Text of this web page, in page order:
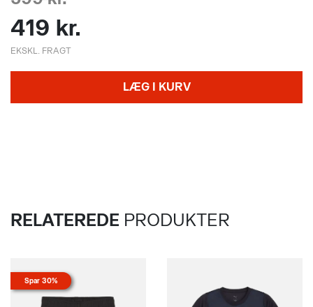
419 kr.
EKSKL. FRAGT
LÆG I KURV
RELATEREDE PRODUKTER
Spar 30%